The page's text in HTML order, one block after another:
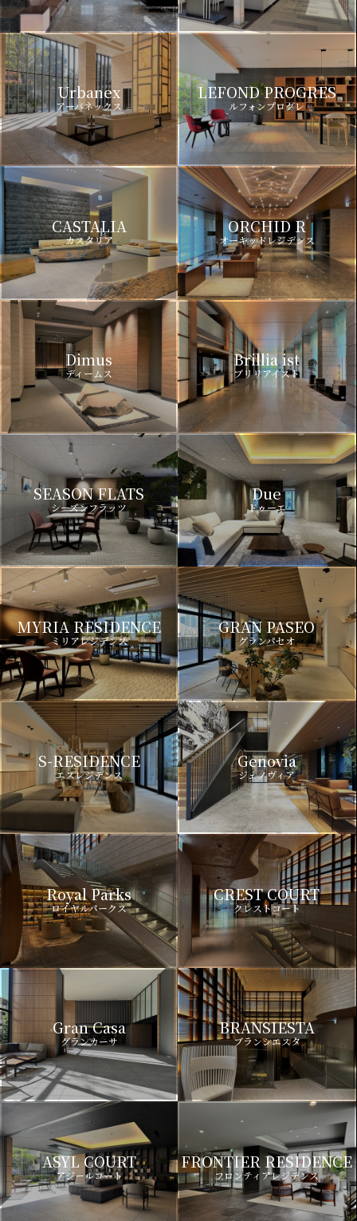
Urbanex
アーバネックス
LEFOND PROGRES
ルフォンプログレ
CASTALIA
カスタリア
ORCHID R
オーキッドレジデンス
Dimus
ディームス
Brillia ist
ブリリアイスト
SEASON FLATS
シーズンフラッツ
Due
ドゥーエ
MYRIA RESIDENCE
ミリアレジデンス
GRAN PASEO
グランパセオ
S-RESIDENCE
エスレジデンス
Genovia
ジェノヴィア
Royal Parks
ロイヤルパークス
CREST COURT
クレストコート
Gran Casa
グランカーサ
BRANSIESTA
ブランシエスタ
ASYL COURT
アジールコート
FRONTIER RESIDENCE
フロンティアレジデンス